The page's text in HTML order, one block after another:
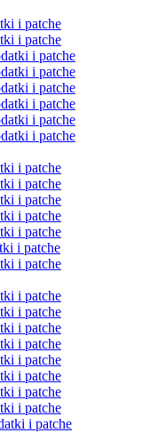
i patche
i patche
i patche
i patche
i patche
i patche
i patche
i patche
i patche
i patche
i patche
i patche
i patche
i patche
i patche
i patche
i patche
i patche
i patche
i patche
i patche
i patche
i patche
i patche